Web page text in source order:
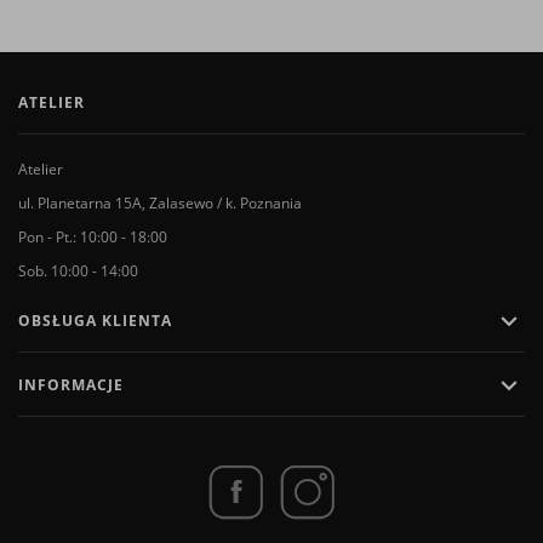
ATELIER
Atelier
ul. Planetarna 15A, Zalasewo / k. Poznania
Pon - Pt.: 10:00 - 18:00
Sob. 10:00 - 14:00
OBSŁUGA KLIENTA 
INFORMACJE 